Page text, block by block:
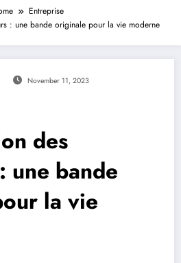
Entreprise
: une bande originale pour la vie moderne
November 11, 2023
des
une bande
la vie